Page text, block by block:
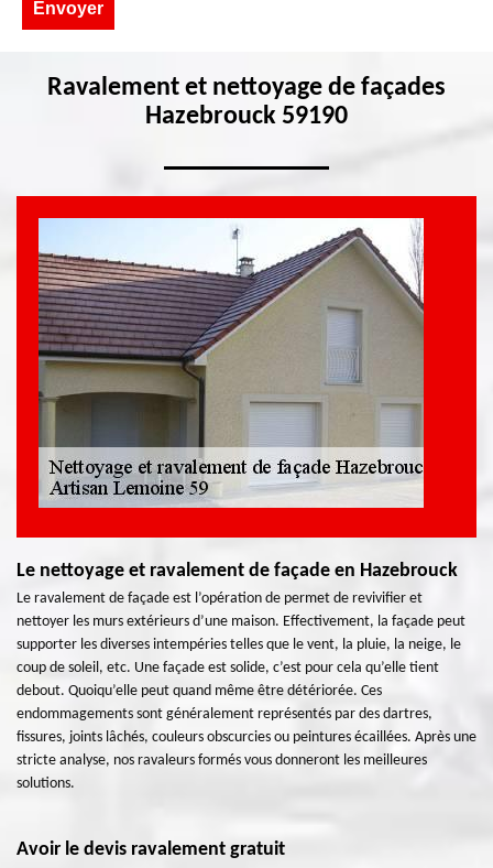
Ravalement et nettoyage de façades
Hazebrouck 59190
Le nettoyage et ravalement de façade en Hazebrouck
Le ravalement de façade est l’opération de permet de revivifier et
nettoyer les murs extérieurs d’une maison. Effectivement, la façade peut
supporter les diverses intempéries telles que le vent, la pluie, la neige, le
coup de soleil, etc. Une façade est solide, c’est pour cela qu’elle tient
debout. Quoiqu’elle peut quand même être détériorée. Ces
endommagements sont généralement représentés par des dartres,
fissures, joints lâchés, couleurs obscurcies ou peintures écaillées. Après une
stricte analyse, nos ravaleurs formés vous donneront les meilleures
solutions.
Avoir le devis ravalement gratuit